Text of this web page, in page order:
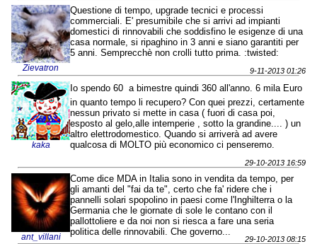
Zievatron
Questione di tempo, upgrade tecnici e processi
commerciali. E' presumibile che si arrivi ad impianti
domestici di rinnovabili che soddisfino le esigenze di una
casa normale, si ripaghino in 3 anni e siano garantiti per
5 anni. Semprecchè non crolli tutto prima. :twisted:
9-11-2013 01:26
kaka
Io spendo 60  a bimestre quindi 360 all'anno. 6 mila Euro
in quanto tempo li recupero? Con quei prezzi, certamente
nessun privato si mette in casa ( fuori di casa poi,
esposto al gelo,alle intemperie , sotto la grandine.... ) un
altro elettrodomestico. Quando si arriverà ad avere
qualcosa di MOLTO più economico ci penseremo.
29-10-2013 16:59
ant_villani
Come dice MDA in Italia sono in vendita da tempo, per
gli amanti del "fai da te", certo che fa' ridere che i
pannelli solari spopolino in paesi come l'Inghilterra o la
Germania che le giornate di sole le contano con il
pallottoliere e da noi non si riesca a fare una seria
politica delle rinnovabili. Che governo...
29-10-2013 08:15